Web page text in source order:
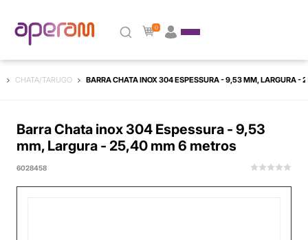
0
CHATA/TARUGO BARRA CHATA INOX 304 ESPESSURA - 9,53 MM, LARGURA -
Barra Chata inox 304 Espessura - 9,53
mm, Largura - 25,40 mm 6 metros
6028458